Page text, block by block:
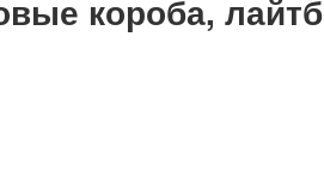
короба,